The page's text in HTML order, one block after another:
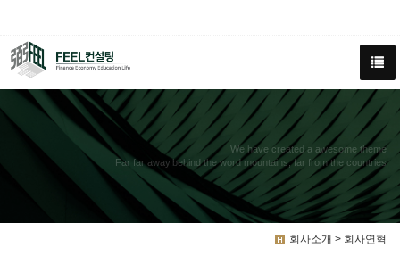
We have created a awesome theme
Far far away,behind the word mountains, far from the countries
회사소개 > 회사연혁